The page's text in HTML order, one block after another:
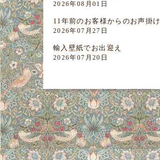
2026年08月01日
11年前のお客様からのお声掛け
2026年07月27日
輸入壁紙でお出迎え
2026年07月20日